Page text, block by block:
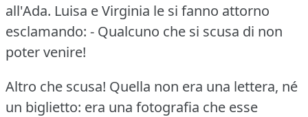
all'Ada. Luisa e Virginia le si fanno attorno
esclamando: - Qualcuno che si scusa di non
poter venire!
Altro che scusa! Quella non era una lettera, né
un biglietto: era una fotografia che esse